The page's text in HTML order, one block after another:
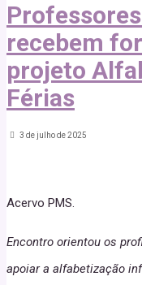
recebem
projeto
Férias
3 de julho de 2025
Acervo PMS.
Encontro orientou os
apoiar a alfabetização